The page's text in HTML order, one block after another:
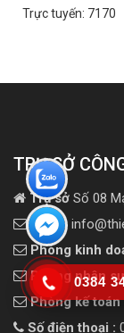
Trực tuyến: 7170
TRỤ SỞ
Trụ sở Số 08
Email:
Phòng kinh
Phòng nhân
Phòng kế toán
Số điện thoại :
0384